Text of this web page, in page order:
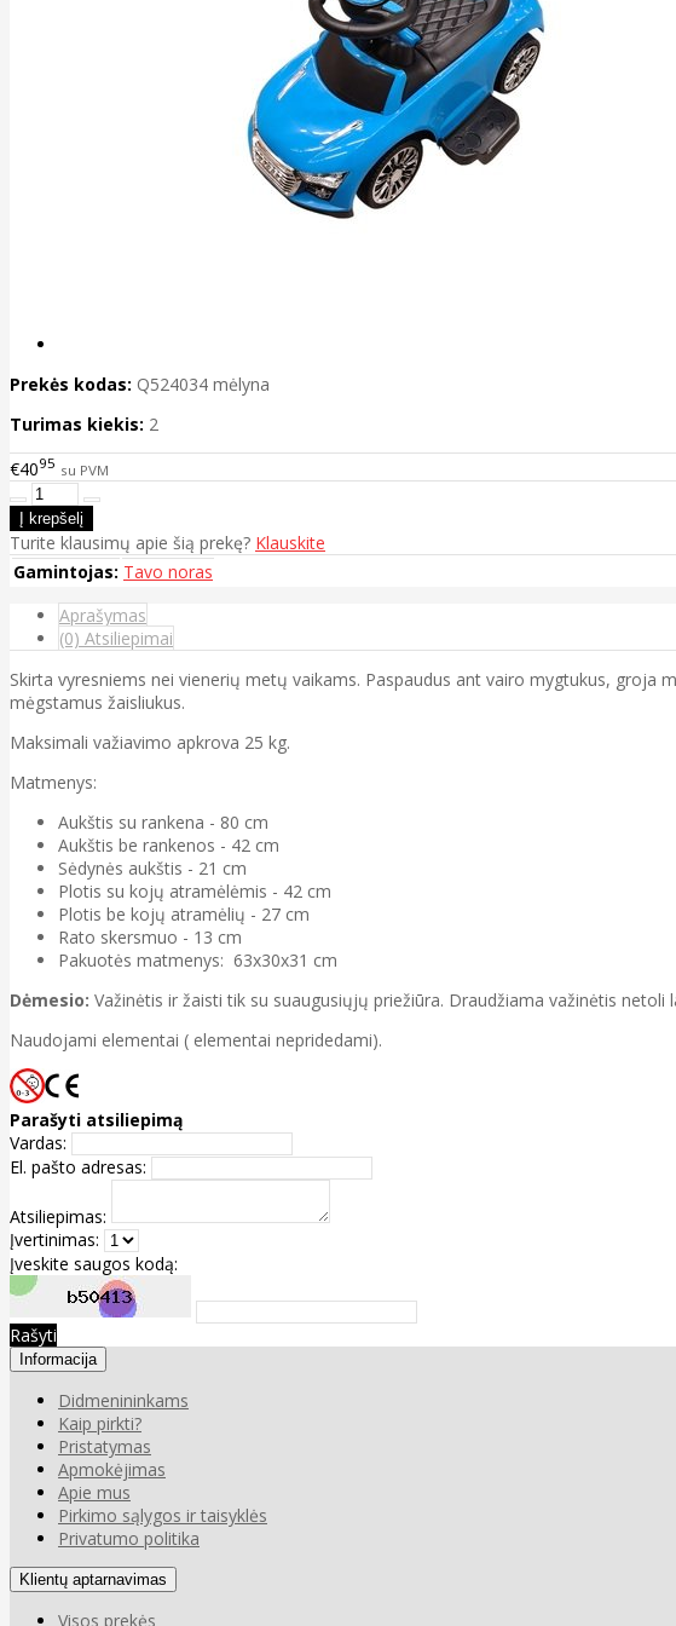
Prekės kodas: Q524034 mėlyna
Turimas kiekis: 2
€4095 su PVM
Turite klausimų apie šią prekę? Klauskite
Gamintojas: Tavo noras
Aprašymas
(0) Atsiliepimai
Skirta vyresniems nei vienerių metų vaikams. Paspaudus ant vairo mygtukus, groja
mėgstamus žaisliukus.
Maksimali važiavimo apkrova 25 kg.
Matmenys:
Aukštis su rankena - 80 cm
Aukštis be rankenos - 42 cm
Sėdynės aukštis - 21 cm
Plotis su kojų atramėlėmis - 42 cm
Plotis be kojų atramėlių - 27 cm
Rato skersmuo - 13 cm
Pakuotės matmenys: 63x30x31 cm
Dėmesio: Važinėtis ir žaisti tik su suaugusiųjų priežiūra. Draudžiama važinėtis
Naudojami elementai ( elementai nepridedami).
Parašyti atsiliepimą
Vardas:
El. pašto adresas:
Atsiliepimas:
Įvertinimas:
Įveskite saugos kodą:
Rašyti
Informacija
Didmenininkams
Kaip pirkti?
Pristatymas
Apmokėjimas
Apie mus
Pirkimo sąlygos ir taisyklės
Privatumo politika
Klientų aptarnavimas
Visos prekės